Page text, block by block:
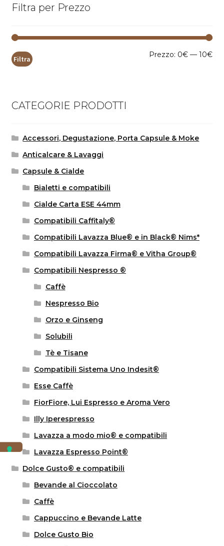
Filtra per Prezzo
Filtra Prezzo: 0€ —10€
CATEGORIE PRODOTTI
Accessori, Degustazione, Porta Capsule & Moke
Anticalcare & Lavaggi
Capsule & Cialde
Bialetti e compatibili
Cialde Carta ESE 44mm
Compatibili Caffitaly®
Compatibili Lavazza Blue® e in Black® Nims*
Compatibili Lavazza Firma® e Vitha Group®
Compatibili Nespresso ®
Caffè
Nespresso Bio
Orzo e Ginseng
Solubili
Tè e Tisane
Compatibili Sistema Uno Indesit®
Esse Caffè
FiorFiore, Lui Espresso e Aroma Vero
Illy Iperespresso
Lavazza a modo mio® e compatibili
Lavazza Espresso Point®
Dolce Gusto® e compatibili
Bevande al Cioccolato
Caffè
Cappuccino e Bevande Latte
Dolce Gusto Bio